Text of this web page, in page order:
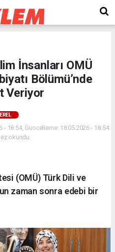
İnsanları OMÜ
Bölümü’nde
Veriyor
18:54, Güncelleme: 18.05.2026 - 18:54
okundu.
(OMÜ) Türk Dili ve
zaman sonra edebi bir